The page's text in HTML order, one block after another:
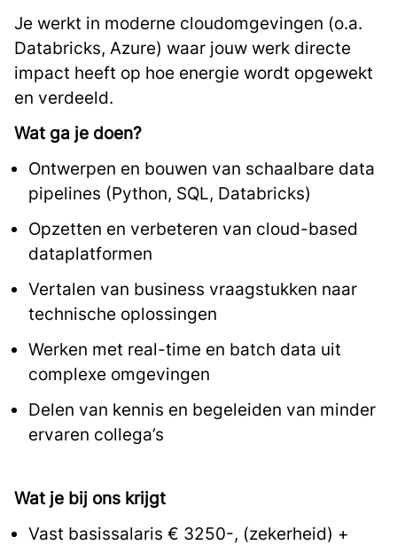
Je werkt in moderne cloudomgevingen (o.a.
Databricks, Azure) waar jouw werk directe
impact heeft op hoe energie wordt opgewekt
en verdeeld.
Wat ga je doen?
Ontwerpen en bouwen van schaalbare data
pipelines (Python, SQL, Databricks)
Opzetten en verbeteren van cloud-based
dataplatformen
Vertalen van business vraagstukken naar
technische oplossingen
Werken met real-time en batch data uit
complexe omgevingen
Delen van kennis en begeleiden van minder
ervaren collega’s
Wat je bij ons krijgt
Vast basissalaris € 3250-, (zekerheid) +